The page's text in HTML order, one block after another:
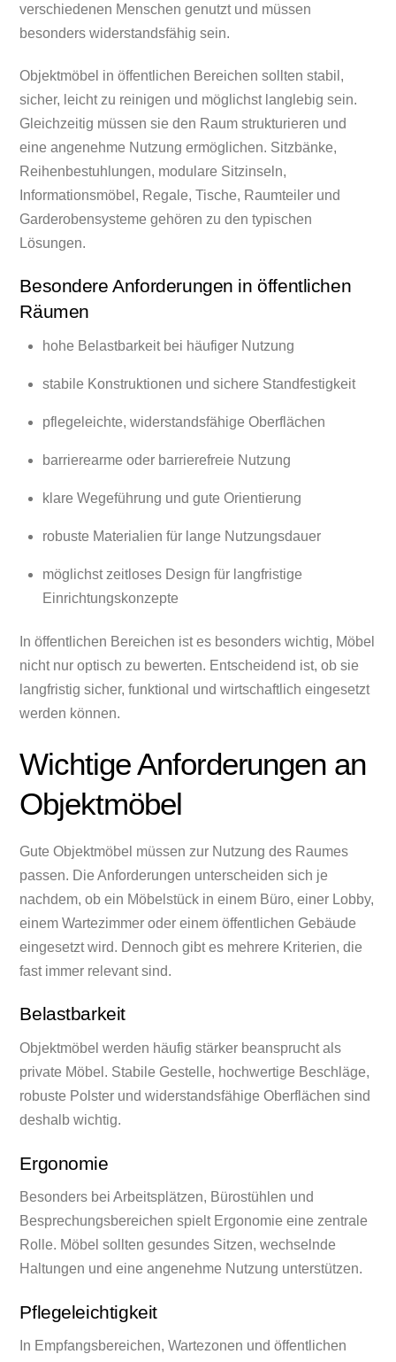
verschiedenen Menschen genutzt und müssen
besonders widerstandsfähig sein.
Objektmöbel in öffentlichen Bereichen sollten stabil,
sicher, leicht zu reinigen und möglichst langlebig sein.
Gleichzeitig müssen sie den Raum strukturieren und
eine angenehme Nutzung ermöglichen. Sitzbänke,
Reihenbestuhlungen, modulare Sitzinseln,
Informationsmöbel, Regale, Tische, Raumteiler und
Garderobensysteme gehören zu den typischen
Lösungen.
Besondere Anforderungen in öffentlichen
Räumen
hohe Belastbarkeit bei häufiger Nutzung
stabile Konstruktionen und sichere Standfestigkeit
pflegeleichte, widerstandsfähige Oberflächen
barrierearme oder barrierefreie Nutzung
klare Wegeführung und gute Orientierung
robuste Materialien für lange Nutzungsdauer
möglichst zeitloses Design für langfristige
Einrichtungskonzepte
In öffentlichen Bereichen ist es besonders wichtig, Möbel
nicht nur optisch zu bewerten. Entscheidend ist, ob sie
langfristig sicher, funktional und wirtschaftlich eingesetzt
werden können.
Wichtige Anforderungen an
Objektmöbel
Gute Objektmöbel müssen zur Nutzung des Raumes
passen. Die Anforderungen unterscheiden sich je
nachdem, ob ein Möbelstück in einem Büro, einer Lobby,
einem Wartezimmer oder einem öffentlichen Gebäude
eingesetzt wird. Dennoch gibt es mehrere Kriterien, die
fast immer relevant sind.
Belastbarkeit
Objektmöbel werden häufig stärker beansprucht als
private Möbel. Stabile Gestelle, hochwertige Beschläge,
robuste Polster und widerstandsfähige Oberflächen sind
deshalb wichtig.
Ergonomie
Besonders bei Arbeitsplätzen, Bürostühlen und
Besprechungsbereichen spielt Ergonomie eine zentrale
Rolle. Möbel sollten gesundes Sitzen, wechselnde
Haltungen und eine angenehme Nutzung unterstützen.
Pflegeleichtigkeit
In Empfangsbereichen, Wartezonen und öffentlichen